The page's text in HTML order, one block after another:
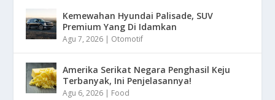
Kemewahan Hyundai Palisade, SUV
Premium Yang Di Idamkan
Agu 7, 2026 | Otomotif
Amerika Serikat Negara Penghasil Keju
Terbanyak, Ini Penjelasannya!
Agu 6, 2026 | Food